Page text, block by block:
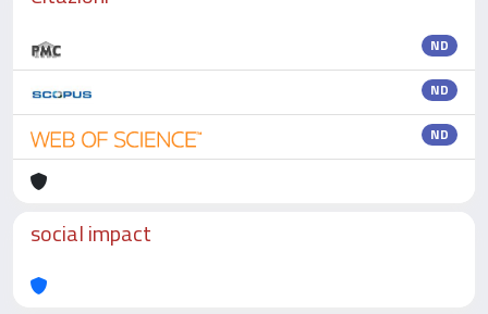
ND
ND
ND
social impact